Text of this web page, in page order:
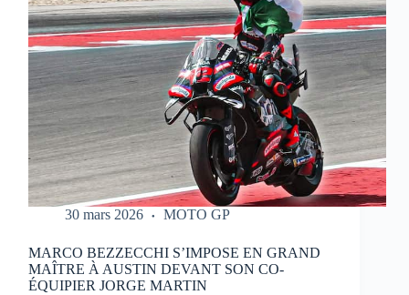
30 mars 2026 MOTO GP
MARCO BEZZECCHI S’IMPOSE EN GRAND
MAÎTRE À AUSTIN DEVANT SON CO-
ÉQUIPIER JORGE MARTIN